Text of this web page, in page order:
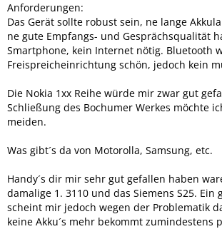
Anforderungen:
Das Gerät sollte robust sein, ne lange
ne gute Empfangs- und Gesprächsqualität
Smartphone, kein Internet nötig. Bluetooth
Freispreicheinrichtung schön, jedoch kein
Die Nokia 1xx Reihe würde mir zwar gut
Schließung des Bochumer Werkes möchte
meiden.
Was gibt´s da von Motorolla, Samsung, etc.
Handy´s dir mir sehr gut gefallen haben
damalige 1. 3110 und das Siemens S25. Ein
scheint mir jedoch wegen der Problematik
keine Akku´s mehr bekommt zumindestens